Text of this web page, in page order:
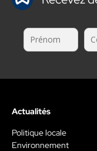
Actualités
Politique locale
Environnement